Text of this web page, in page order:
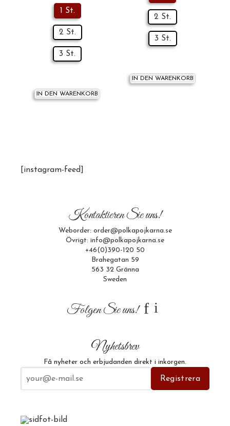
1 St.
2 St.
3 St.
IN DEN WARENKORB
2 St.
3 St.
IN DEN WARENKORB
[instagram-feed]
Kontaktieren Sie uns!
Weborder: order@polkapojkarna.se
Övrigt: info@polkapojkarna.se
+46(0)390-120 50
Brahegatan 59
563 32 Gränna
Sweden
Folgen Sie uns! f i
Nyhetsbrev
Få nyheter och erbjudanden direkt i inkorgen.
Registrera